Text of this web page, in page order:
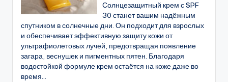
Солнцезащитный крем с SPF
30 станет вашим надёжным
спутником в солнечные дни. Он подходит для взрослых
и обеспечивает эффективную защиту кожи от
ультрафиолетовых лучей, предотвращая появление
загара, веснушек и пигментных пятен. Благодаря
водостойкой формуле крем остаётся на коже даже во
время...